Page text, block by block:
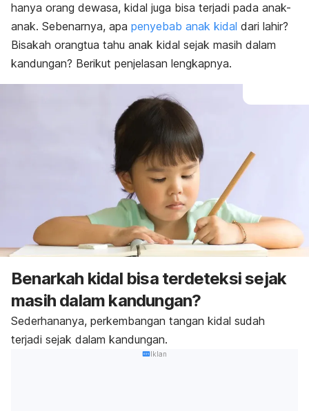
hanya orang dewasa, kidal juga bisa terjadi pada anak-
anak. Sebenarnya, apa penyebab anak kidal dari lahir?
Bisakah orangtua tahu anak kidal sejak masih dalam
kandungan? Berikut penjelasan lengkapnya.
Benarkah kidal bisa terdeteksi sejak
masih dalam kandungan?
Sederhananya, perkembangan tangan kidal sudah
terjadi sejak dalam kandungan.
Iklan